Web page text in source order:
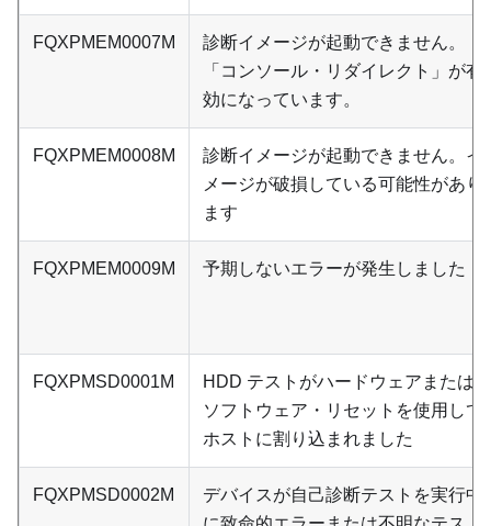
FQXPMEM0007M
診断イメージが起動できません。
「コンソール・リダイレクト」が有
効になっています。
FQXPMEM0008M
診断イメージが起動できません。イ
メージが破損している可能性があり
ます
FQXPMEM0009M 予期しないエラーが発生しました
FQXPMSD0001M
HDD テストがハードウェアまたは
ソフトウェア・リセットを使用して
ホストに割り込まれました
FQXPMSD0002M
デバイスが自己診断テストを実行中